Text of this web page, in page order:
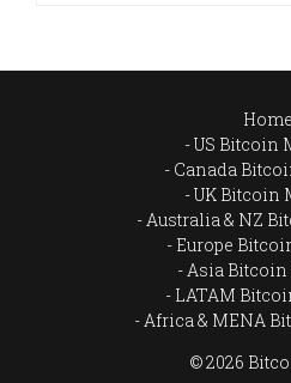
Home
US Bitcoin
Canada
UK Bitcoin
Australia & NZ
Europe
Asia Bitcoin
LATAM
Africa & MENA
© 2026